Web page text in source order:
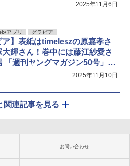
2025年11月6日
アプリ グラビア
ア】表紙はtimeleszの原嘉孝さ
大輝さん！巻中には藤江紗愛さ
「週刊ヤングマガジン50号」グ
2025年11月10日
関連記事を見る
お問い合わせ